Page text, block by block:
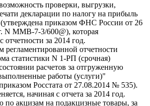
проверки, выгрузки,
декларации по налогу на прибыль
приказом ФНС России от 26
N ММВ-7-3/600@), которая
отчетности за 2014 год.
регламентированной отчетности
статистики N 1-РП (срочная)
расчетов за отгруженную
работы (услуги)"
Росстата от 27.08.2014 № 535).
начиная с отчета за 2014 год.
по акцизам на подакцизные товары, за